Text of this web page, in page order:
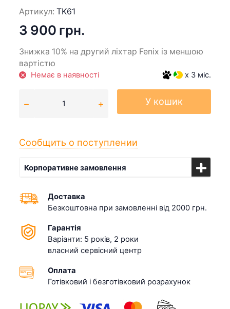
Артикул: TK61
3 900 грн.
Знижка 10% на другий ліхтар Fenix із меншою
вартістю
Немає в наявності x 3 міс.
У кошик
Сообщить о поступлении
Корпоративне замовлення
Доставка
Безкоштовна при замовленні від 2000 грн.
Гарантія
Варіанти: 5 років, 2 роки
власний сервісний центр
Оплата
Готівковий і безготівковий розрахунок